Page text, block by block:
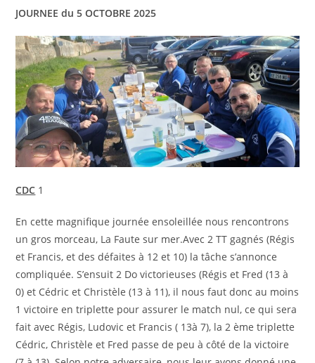
JOURNEE du 5 OCTOBRE 2025
CDC 1
En cette magnifique journée ensoleillée nous rencontrons
un gros morceau, La Faute sur mer.Avec 2 TT gagnés (Régis
et Francis, et des défaites à 12 et 10) la tâche s’annonce
compliquée. S’ensuit 2 Do victorieuses (Régis et Fred (13 à
0) et Cédric et Christèle (13 à 11), il nous faut donc au moins
1 victoire en triplette pour assurer le match nul, ce qui sera
fait avec Régis, Ludovic et Francis ( 13à 7), la 2 ème triplette
Cédric, Christèle et Fred passe de peu à côté de la victoire